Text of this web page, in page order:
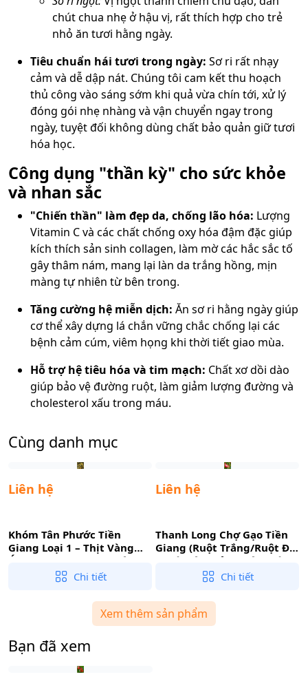
chút chua nhẹ ở hậu vị, rất thích hợp cho trẻ
nhỏ ăn tươi hằng ngày.
Tiêu chuẩn hái tươi trong ngày: Sơ ri rất nhạy
cảm và dễ dập nát. Chúng tôi cam kết thu hoạch
thủ công vào sáng sớm khi quả vừa chín tới, xử lý
đóng gói nhẹ nhàng và vận chuyển ngay trong
ngày, tuyệt đối không dùng chất bảo quản giữ tươi
hóa học.
Công dụng "thần kỳ" cho sức khỏe
và nhan sắc
"Chiến thần" làm đẹp da, chống lão hóa: Lượng
Vitamin C và các chất chống oxy hóa đậm đặc giúp
kích thích sản sinh collagen, làm mờ các hắc sắc tố
gây thâm nám, mang lại làn da trắng hồng, mịn
màng tự nhiên từ bên trong.
Tăng cường hệ miễn dịch: Ăn sơ ri hằng ngày giúp
cơ thể xây dựng lá chắn vững chắc chống lại các
bệnh cảm cúm, viêm họng khi thời tiết giao mùa.
Hỗ trợ hệ tiêu hóa và tim mạch: Chất xơ dồi dào
giúp bảo vệ đường ruột, làm giảm lượng đường và
cholesterol xấu trong máu.
Cùng danh mục
Liên hệ
Khóm Tân Phước Tiền
Giang Loại 1 – Thịt Vàng
Óng, Ngọt Lịm Như Mật,
Nhiều Nước Ít Xơ
Chi tiết
Liên hệ
Thanh Long Chợ Gạo Tiền
Giang (Ruột Trắng/Ruột Đỏ)
– Trái Cây Giải Nhiệt, Giàu
Dưỡng Chất Cho Cả Gia
Chi tiết
Xem thêm sản phẩm
Bạn đã xem